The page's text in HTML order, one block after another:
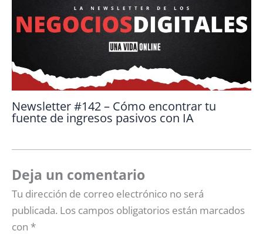
Newsletter #142 – Cómo encontrar tu
fuente de ingresos pasivos con IA
Deja un comentario
Tu dirección de correo electrónico no será
publicada. Los campos obligatorios están marcados
con *